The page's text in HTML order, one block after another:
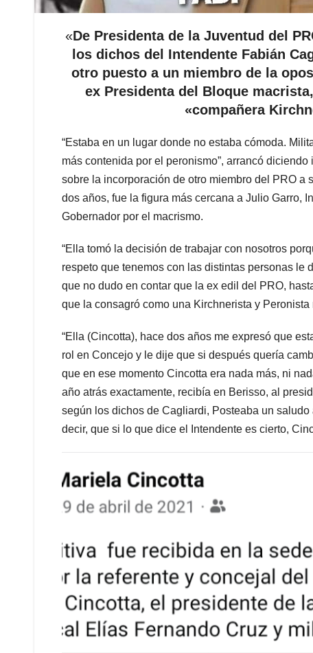
«De Presidenta de la Juventud del
los dichos del Intendente Fabián
otro puesto a un miembro de la
ex Presidenta del Bloque
«compañera
“Estaba en un lugar donde no estaba cómoda.
más contenida por el peronismo”, arrancó
sobre la incorporación de otro miembro del PRO a
dos años, fue la figura más cercana a Julio Garro,
Gobernador por el macrismo.
“Ella tomó la decisión de trabajar con nosotros
respeto que tenemos con las distintas personas le
que no dudo en contar que la ex edil del PRO,
que la consagró como una Kirchnerista y Peronista
“Ella (Cincotta), hace dos años me expresó que
rol en Concejo y le dije que si después quería
que en ese momento Cincotta era nada más, ni
año atrás exactamente, recibía en Berisso, al
según los dichos de Cagliardi, Posteaba un
decir, que si lo que dice el Intendente es cierto,